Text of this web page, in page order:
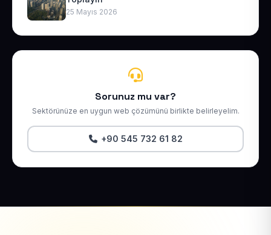
25 Mayıs 2026
Sorunuz mu var?
Sektörünüze en uygun web çözümünü birlikte belirleyelim.
+90 545 732 61 82